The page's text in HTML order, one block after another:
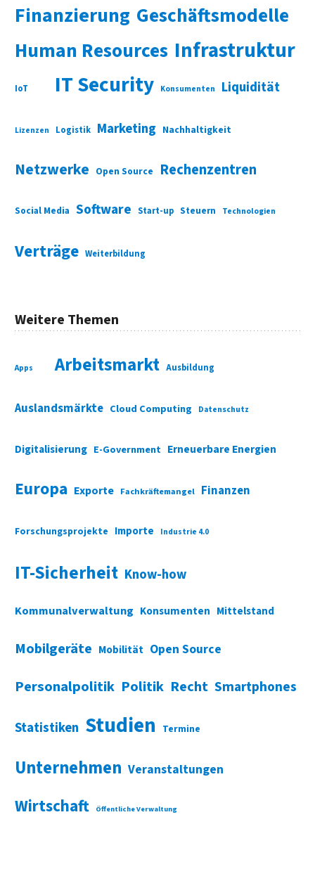
Finanzierung Geschäftsmodelle
Human Resources Infrastruktur
IoT IT Security Konsumenten Liquidität
Lizenzen Logistik Marketing Nachhaltigkeit
Netzwerke Open Source Rechenzentren
Social Media Software Start-up Steuern Technologien
Verträge Weiterbildung
Weitere Themen
Apps Arbeitsmarkt Ausbildung
Auslandsmärkte Cloud Computing Datenschutz
Digitalisierung E-Government Erneuerbare Energien
Europa Exporte Fachkräftemangel Finanzen
Forschungsprojekte Importe Industrie 4.0
IT-Sicherheit Know-how
Kommunalverwaltung Konsumenten Mittelstand
Mobilgeräte Mobilität Open Source
Personalpolitik Politik Recht Smartphones
Statistiken Studien Termine
Unternehmen Veranstaltungen
Wirtschaft Öffentliche Verwaltung